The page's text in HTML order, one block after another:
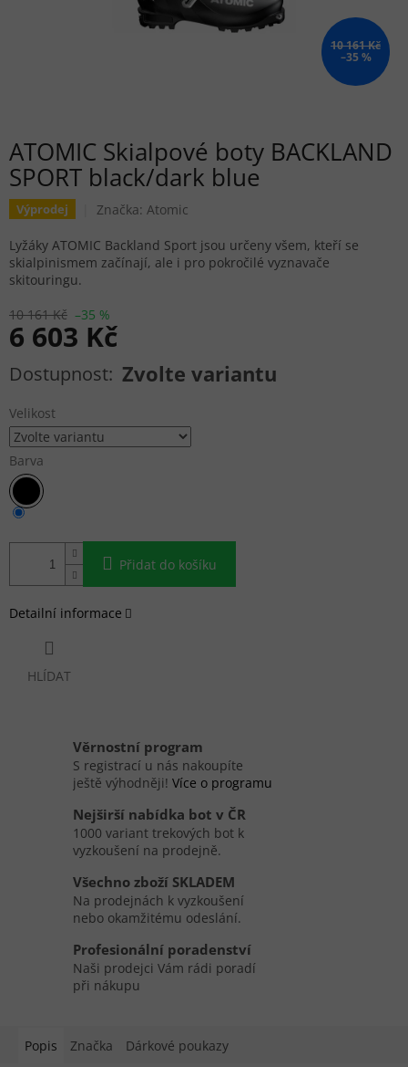
10 161 Kč
–35 %
ATOMIC Skialpové boty BACKLAND
SPORT black/dark blue
Výprodej Značka: Atomic
10 161 Kč –35 %
6 603 Kč
Měrná cena: Zvolte variantu
Velikost
Barva
Přidat do košíku
Lyžáky ATOMIC Backland Sport jsou určeny všem, kteří se
skialpinismem začínají, ale i pro pokročilé vyznavače
skitouringu.
Detailní informace
HLÍDAT
Věrnostní program
S registrací u nás nakoupíte
ještě výhodněji! Více o programu
Nejširší nabídka bot v ČR
1000 variant trekových bot k
vyzkoušení na prodejně.
Všechno zboží SKLADEM
Na prodejnách k vyzkoušení
nebo okamžitému odeslání.
Profesionální poradenství
Naši prodejci Vám rádi poradí
při nákupu
Popis Značka Dárkové poukazy